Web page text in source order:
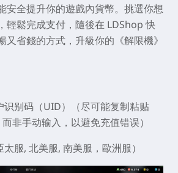
安全提升你的遊戲內貨幣。挑選你想
輕鬆完成支付，隨後在 LDShop 快
又省錢的方式，升級你的《解限機》
识别码（UID）（尽可能复制粘贴
非手动输入，以避免充值错误）
服, 北美服, 南美服，歐洲服）